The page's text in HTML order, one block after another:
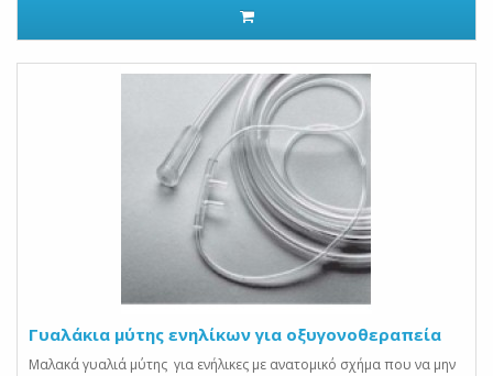
Γυαλάκια μύτης ενηλίκων για οξυγονοθεραπεία
Μαλακά γυαλιά μύτης για ενήλικες με ανατομικό σχήμα που να μην